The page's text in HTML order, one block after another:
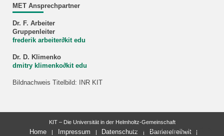
MET Ansprechpartner
Dr. F. Arbeiter
Gruppenleiter
frederik arbeiter∂kit edu
Dr. D. Klimenko
dmitry klimenko∂kit edu
Bildnachweis Titelbild: INR KIT
letzte Änderung: 24.03.2025
KIT – Die Universität in der Helmholtz-Gemeinschaft
Home Impressum Datenschutz
Barrierefreiheit